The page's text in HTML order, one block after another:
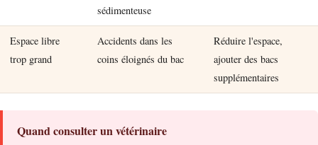
sédimenteuse
Espace libre
trop grand
Accidents dans les
coins éloignés du bac
Réduire l'espace,
ajouter des bacs
supplémentaires
Quand consulter un vétérinaire